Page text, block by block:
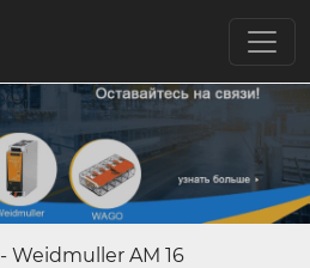
- Weidmuller AM 16